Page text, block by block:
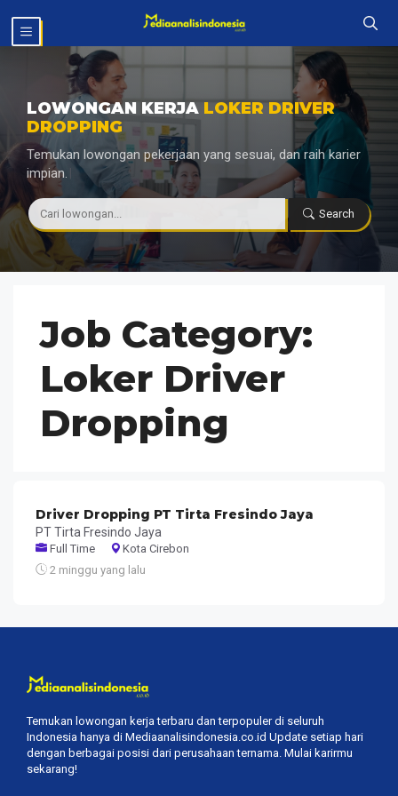
isi
MENU
LOWONGAN KERJA LOKER DRIVER
DROPPING
Temukan lowongan pekerjaan yang sesuai, dan raih karier
impian.
Search
Job Category:
Loker Driver
Dropping
Driver Dropping PT Tirta Fresindo Jaya
PT Tirta Fresindo Jaya
Full Time
Kota Cirebon
2 minggu yang lalu
Temukan lowongan kerja terbaru dan terpopuler di seluruh
Indonesia hanya di Mediaanalisindonesia.co.id Update setiap hari
dengan berbagai posisi dari perusahaan ternama. Mulai karirmu
sekarang!